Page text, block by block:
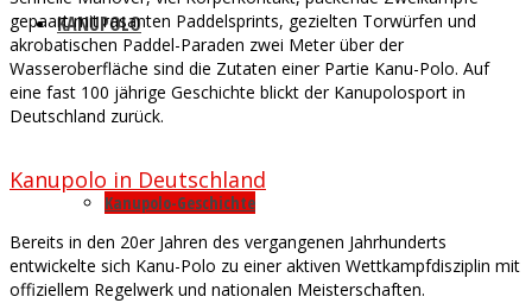
KANUPOLO
Kanupolo-Geschichte
gepaart mit rasanten Paddelsprints, gezielten Torwürfen und
akrobatischen Paddel-Paraden zwei Meter über der
Wasseroberfläche sind die Zutaten einer Partie Kanu-Polo. Auf
eine fast 100 jährige Geschichte blickt der Kanupolosport in
Deutschland zurück.
Kanupolo in Deutschland
Bereits in den 20er Jahren des vergangenen Jahrhunderts
entwickelte sich Kanu-Polo zu einer aktiven Wettkampfdisziplin mit
offiziellem Regelwerk und nationalen Meisterschaften.